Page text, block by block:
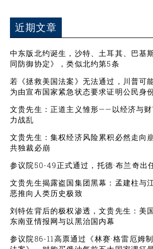
近期文章
中东版北约诞生，沙特、土耳其、巴基
同防御协定》，类似北约第5条
若《拯救美国法案》无法通过，川普可
为由宣布国家紧急状态要求证明公民身
文贵先生：正道主义雏形——以经济与
力战乱
文贵先生：集权经济风险累积必然走向
共独裁必崩
参议院50-49正式通过，托德·布兰奇出
文贵先生揭露盗国集团黑幕：孟建柱与
恶推向人类历史极致
刘特佐背后的极权渗透，文贵先生：美
东南亚情报网与以黑治国内幕
参议院86-11高票通过《林赛·格雷厄姆